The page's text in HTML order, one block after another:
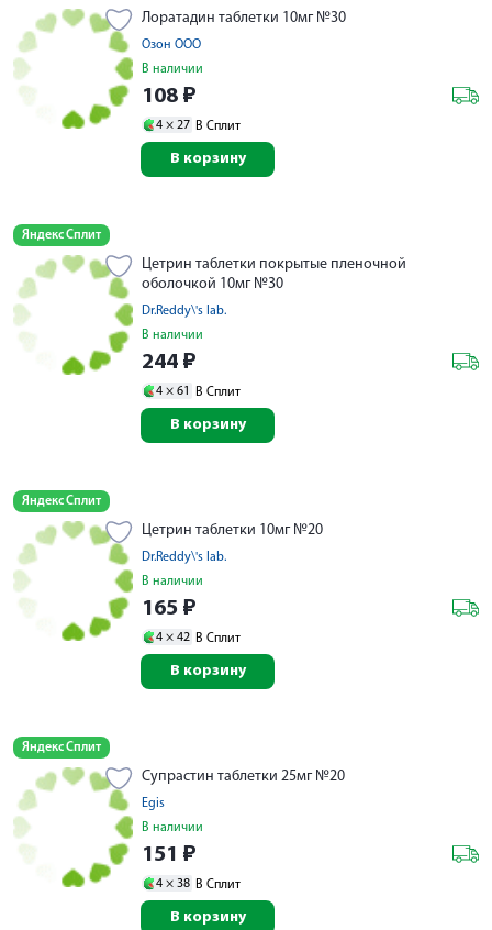
Лоратадин таблетки 10мг №30
Озон ООО
В наличии
108 ₽
4 × 27 В Сплит
В корзину
Яндекс Сплит
Цетрин таблетки покрытые пленочной
оболочкой 10мг №30
Dr.Reddy\'s lab.
В наличии
244 ₽
4 × 61 В Сплит
В корзину
Яндекс Сплит
Цетрин таблетки 10мг №20
Dr.Reddy\'s lab.
В наличии
165 ₽
4 × 42 В Сплит
В корзину
Яндекс Сплит
Супрастин таблетки 25мг №20
Egis
В наличии
151 ₽
4 × 38 В Сплит
В корзину